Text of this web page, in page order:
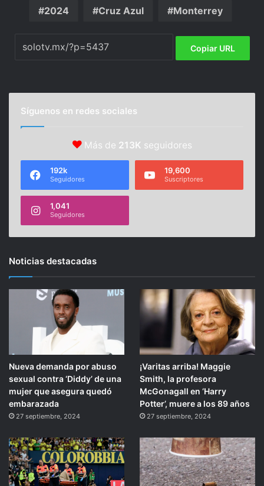
2024 Cruz Azul Monterrey
Copiar URL
Síguenos en redes sociales
Más de 213K seguidores
192k
Seguidores
19,600
Suscriptores
1,041
Seguidores
Noticias destacadas
Nueva demanda por abuso
sexual contra ‘Diddy’ de una
mujer que asegura quedó
embarazada
27 septiembre, 2024
¡Varitas arriba! Maggie
Smith, la profesora
McGonagall en ‘Harry
Potter’, muere a los 89 años
27 septiembre, 2024